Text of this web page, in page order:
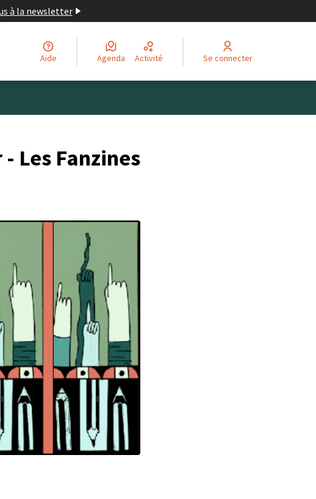
à la newsletter
Aide Agenda Activité Se connecter
Les Fanzines